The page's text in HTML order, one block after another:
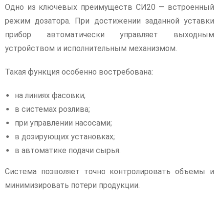
Одно из ключевых преимуществ СИ20 — встроенный
режим дозатора. При достижении заданной уставки
прибор автоматически управляет выходным
устройством и исполнительным механизмом.
Такая функция особенно востребована:
на линиях фасовки;
в системах розлива;
при управлении насосами;
в дозирующих установках;
в автоматике подачи сырья.
Система позволяет точно контролировать объемы и
минимизировать потери продукции.